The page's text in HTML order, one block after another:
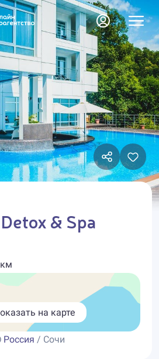
& Spa
на карте
Россия / Сочи